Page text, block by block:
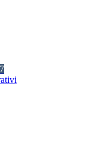
7